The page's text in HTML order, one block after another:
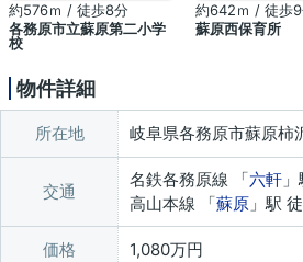
約576ｍ / 徒歩8分
各務原市立蘇原第二小学
校
約642ｍ / 徒歩
蘇原西保育所
物件詳細
所在地 岐阜県各務原市蘇原柿
交通
名鉄各務原線 「六軒
高山本線 「蘇原 」駅
価格 1,080万円